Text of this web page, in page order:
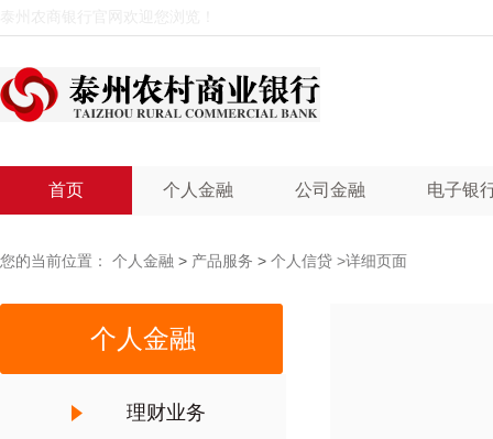
首页 个人金融 公司金融 电子银
个人金融
理财业务
您的当前位置： 个人金融 > 产品服务 > 个人信贷 >详细页面